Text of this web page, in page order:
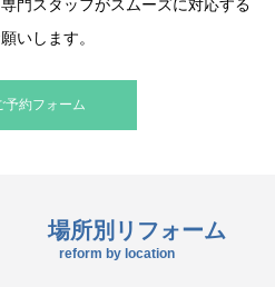
門スタッフがスムーズに対応する
いします。
予約フォーム
場所別リフォーム
reform by location